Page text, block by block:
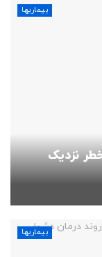
بیماریها
نزدیک
بیماریها